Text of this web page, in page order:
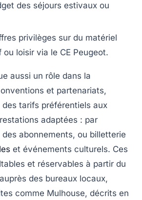
des séjours estivaux ou
privilèges sur du matériel
loisir via le CE Peugeot.
aussi un rôle dans la
et partenariats,
tarifs préférentiels aux
adaptées : par
abonnements, ou billetterie
et événements culturels. Ces
et réservables à partir du
des bureaux locaux,
comme Mulhouse, décrits en